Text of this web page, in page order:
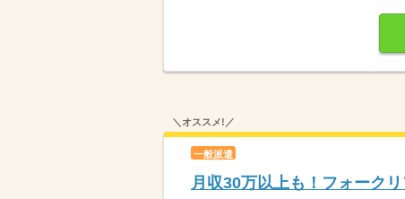
＼オススメ!／
一般派遣
月収30万以上も！フォーク